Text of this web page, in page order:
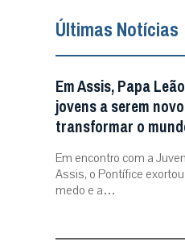
Últimas Notícias
Em Assis, Papa
jovens a serem
transformar o
Em encontro com a
Assis, o Pontífice
medo e a…